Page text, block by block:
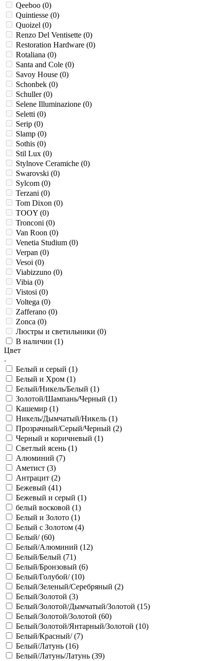
Qeeboo (0)
Quintiesse (0)
Quoizel (0)
Renzo Del Ventisette (0)
Restoration Hardware (0)
Rotaliana (0)
Santa and Cole (0)
Savoy House (0)
Schonbek (0)
Schuller (0)
Selene Illuminazione (0)
Seletti (0)
Serip (0)
Slamp (0)
Sothis (0)
Stil Lux (0)
Stylnove Ceramiche (0)
Swarovski (0)
Sylcom (0)
Terzani (0)
Tom Dixon (0)
TOOY (0)
Tronconi (0)
Van Roon (0)
Venetia Studium (0)
Verpan (0)
Vesoi (0)
Viabizzuno (0)
Vibia (0)
Vistosi (0)
Voltega (0)
Zafferano (0)
Zonca (0)
Люстры и светильники (0)
В наличии (1)
Цвет
Белый и серый (1)
Белый и Хром (1)
Белый/Никель/Белый (1)
Золотой/Шампань/Черный (1)
Кашемир (1)
Никель/Дымчатый/Никель (1)
Прозрачный/Серый/Черный (2)
Черный и коричневый (1)
Cветлый ясень (1)
Алюминий (7)
Аметист (3)
Антрацит (2)
Бежевый (41)
Бежевый и серый (1)
белый восковой (1)
Белый и Золото (1)
Белый с Золотом (4)
Белый/ (60)
Белый/Алюминий (12)
Белый/Белый (71)
Белый/Бронзовый (6)
Белый/Голубой/ (10)
Белый/Зеленый/Серебряный (2)
Белый/Золотой (3)
Белый/Золотой/Дымчатый/Золотой (15)
Белый/Золотой/Золотой (60)
Белый/Золотой/Янтарный/Золотой (10)
Белый/Красный/ (7)
Белый/Латунь (16)
Белый/Латунь/Латунь (39)